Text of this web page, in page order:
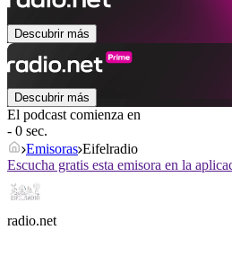
Descubrir más
Descubrir más
El podcast comienza en
- 0 sec.
Emisoras Eifelradio
Escucha gratis esta emisora en la
radio.net